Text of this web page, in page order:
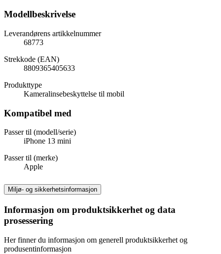
Modellbeskrivelse
Leverandørens artikkelnummer
68773
Strekkode (EAN)
8809365405633
Produkttype
Kameralinsebeskyttelse til mobil
Kompatibel med
Passer til (modell/serie)
iPhone 13 mini
Passer til (merke)
Apple
Miljø- og sikkerhetsinformasjon
Informasjon om produktsikkerhet og data
prosessering
Her finner du informasjon om generell produktsikkerhet og
produsentinformasjon